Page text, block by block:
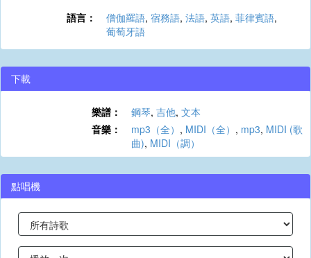
語言： 僧伽羅語, 宿務語, 法語, 英語, 菲律賓語,
葡萄牙語
下載
樂譜： 鋼琴, 吉他, 文本
音樂：
mp3（全） , MIDI（全） , mp3, MIDI (歌
曲), MIDI（調）
點唱機